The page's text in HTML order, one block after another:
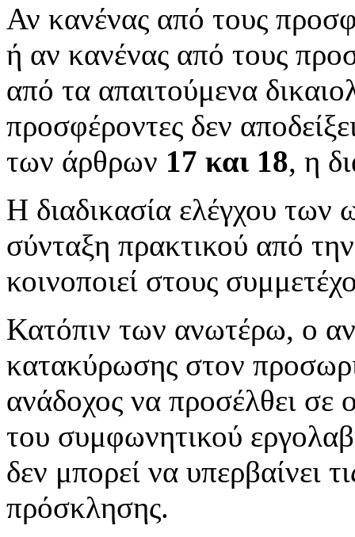
Αν κανένας από τους
ή αν κανένας από τους
από τα απαιτούμενα
προσφέροντες δεν
των άρθρων 17 και 18, η
Η διαδικασία ελέγχου των
σύνταξη πρακτικού από
κοινοποιεί στους
Κατόπιν των ανωτέρω, ο
κατακύρωσης στον
ανάδοχος να προσέλθει σε
του συμφωνητικού
δεν μπορεί να υπερβαίνει
πρόσκλησης.